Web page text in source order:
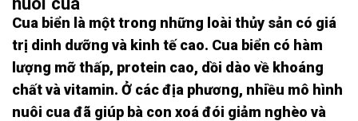
Cua biển là một trong những loài thủy sản có giá
trị dinh dưỡng và kinh tế cao. Cua biển có hàm
lượng mỡ thấp, protein cao, dồi dào về khoáng
chất và vitamin. Ở các địa phương, nhiều mô hình
nuôi cua đã giúp bà con xoá đói giảm nghèo và